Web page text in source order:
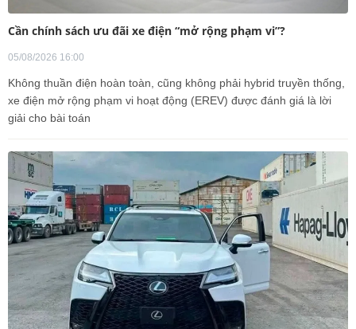
Cần chính sách ưu đãi xe điện “mở rộng phạm vi”?
05/08/2026 16:00
Không thuần điện hoàn toàn, cũng không phải hybrid truyền thống,
xe điện mở rộng phạm vi hoạt động (EREV) được đánh giá là lời
giải cho bài toán